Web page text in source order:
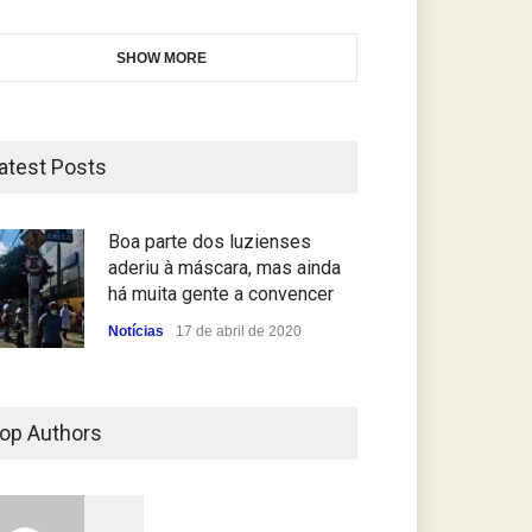
SHOW MORE
Posts
Boa parte dos luzienses
aderiu à máscara, mas ainda
há muita gente a convencer
Notícias 17 de abril de 2020
Authors